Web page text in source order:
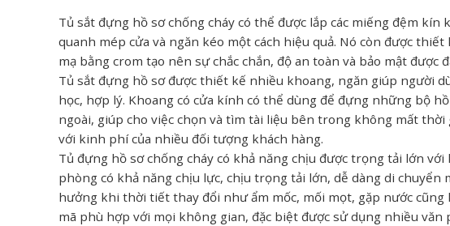
Tủ sắt đựng hồ sơ chống cháy có thể được lắp các miếng đệm
quanh mép cửa và ngăn kéo một cách hiệu quả. Nó còn được
mạ bằng crom tạo nên sự chắc chắn, độ an toàn và bảo mật được
Tủ sắt đựng hồ sơ được thiết kế nhiều khoang, ngăn giúp người
học, hợp lý. Khoang có cửa kính có thể dùng để đựng những bộ
ngoài, giúp cho việc chọn và tìm tài liệu bên trong không mất
với kinh phí của nhiều đối tượng khách hàng.
Tủ đựng hồ sơ chống cháy có khả năng chịu được trọng tải lớn
phòng có khả năng chịu lực, chịu trọng tải lớn, dễ dàng di
hưởng khi thời tiết thay đổi như ẩm mốc, mối mọt, gặp nước
mã phù hợp với mọi không gian, đặc biệt được sử dụng nhiều